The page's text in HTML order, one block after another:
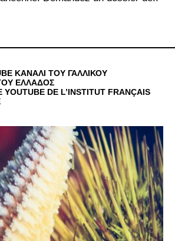
ΚΑΝΑΛΙ ΤΟΥ ΓΑΛΛΙΚΟΥ
ΕΛΛΑΔΟΣ
YOUTUBE DE L’INSTITUT FRANÇAIS